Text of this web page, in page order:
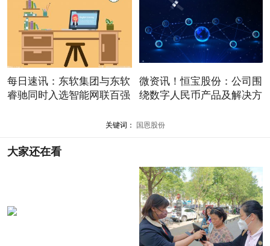
每日速讯：东软集团与东软
睿驰同时入选智能网联百强
微资讯！恒宝股份：公司围
绕数字人民币产品及解决方
关键词： 国恩股份
大家还在看